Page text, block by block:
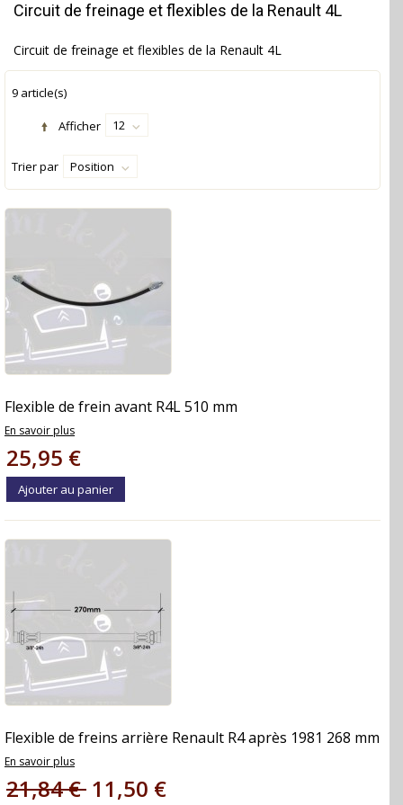
Circuit de freinage et flexibles de la Renault 4L
Circuit de freinage et flexibles de la Renault 4L
9 article(s)
Afficher 12
Trier par Position
Flexible de frein avant R4L 510 mm
En savoir plus
25,95 €
Ajouter au panier
Flexible de freins arrière Renault R4 après 1981 268 mm
En savoir plus
21,84 € 11,50 €